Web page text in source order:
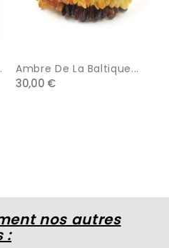
Ambre De La Baltique...
30,00 €
nos autres
: